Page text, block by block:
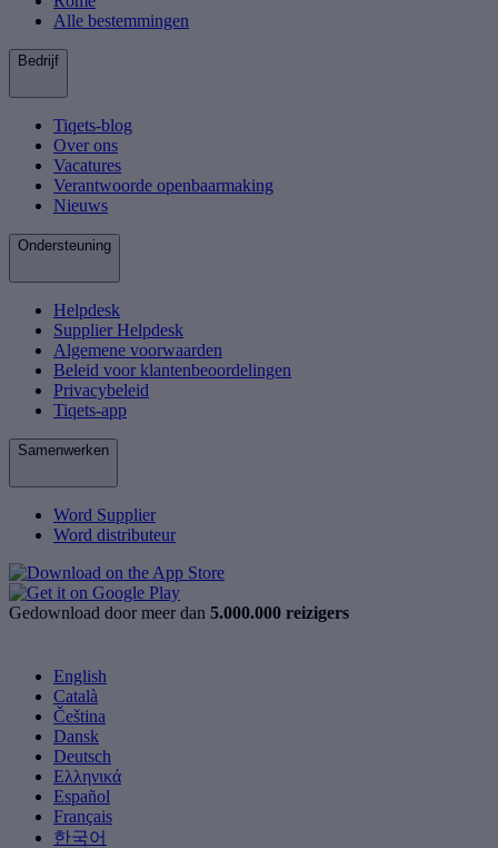
Alle bestemmingen
Bedrijf
Tiqets-blog
Over ons
Vacatures
Verantwoorde openbaarmaking
Nieuws
Ondersteuning
Helpdesk
Supplier Helpdesk
Algemene voorwaarden
Beleid voor klantenbeoordelingen
Privacybeleid
Tiqets-app
Samenwerken
Word Supplier
Word distributeur
Gedownload door meer dan 5.000.000 reizigers
English
Català
Čeština
Dansk
Deutsch
Ελληνικά
Español
Français
한국어